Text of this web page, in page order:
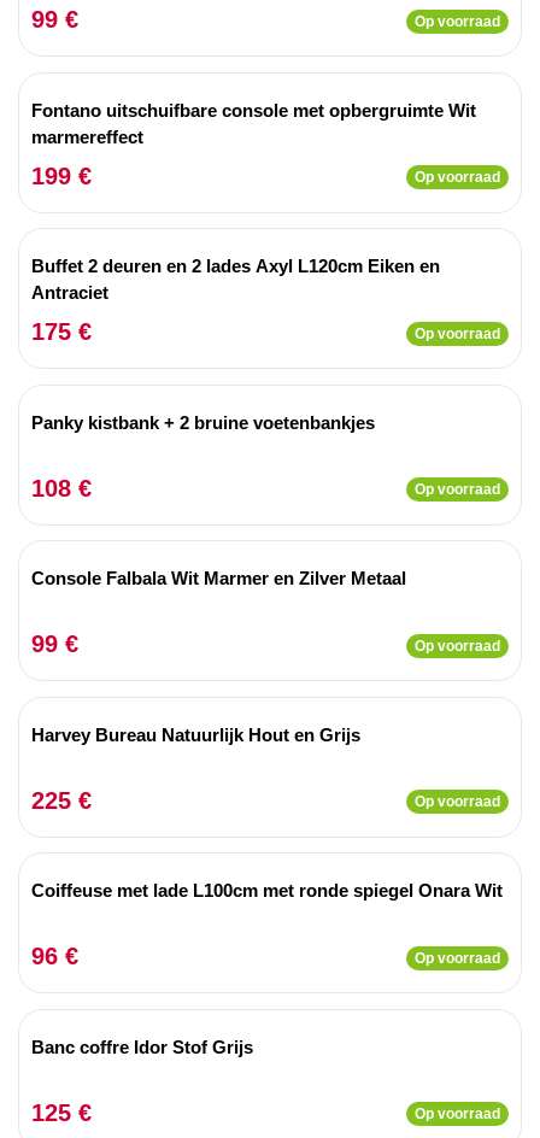
99 € Op voorraad
Fontano uitschuifbare console met opbergruimte Wit
marmereffect
199 € Op voorraad
Buffet 2 deuren en 2 lades Axyl L120cm Eiken en
Antraciet
175 € Op voorraad
Panky kistbank + 2 bruine voetenbankjes
108 € Op voorraad
Console Falbala Wit Marmer en Zilver Metaal
99 € Op voorraad
Harvey Bureau Natuurlijk Hout en Grijs
225 € Op voorraad
Coiffeuse met lade L100cm met ronde spiegel Onara Wit
96 € Op voorraad
Banc coffre Idor Stof Grijs
125 € Op voorraad